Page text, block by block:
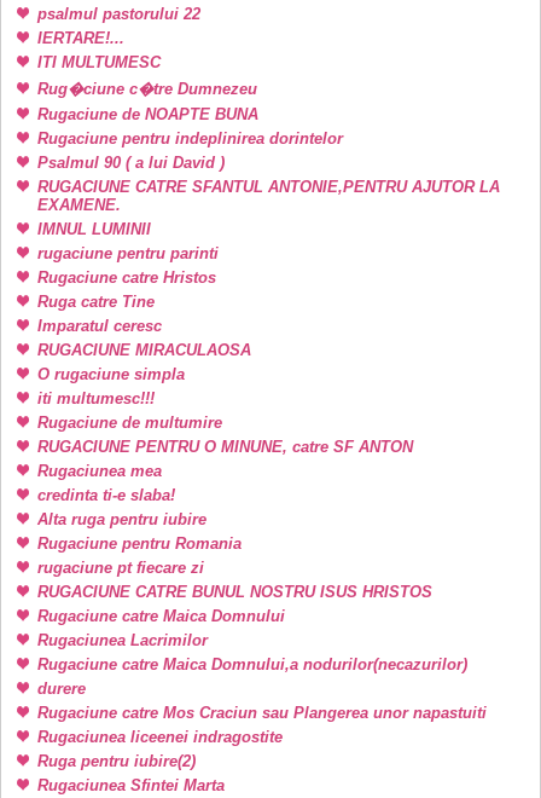
psalmul pastorului 22
IERTARE!...
ITI MULTUMESC
Rug�ciune c�tre Dumnezeu
Rugaciune de NOAPTE BUNA
Rugaciune pentru indeplinirea dorintelor
Psalmul 90 ( a lui David )
RUGACIUNE CATRE SFANTUL ANTONIE,PENTRU AJUTOR LA
EXAMENE.
IMNUL LUMINII
rugaciune pentru parinti
Rugaciune catre Hristos
Ruga catre Tine
Imparatul ceresc
RUGACIUNE MIRACULAOSA
O rugaciune simpla
iti multumesc!!!
Rugaciune de multumire
RUGACIUNE PENTRU O MINUNE, catre SF ANTON
Rugaciunea mea
credinta ti-e slaba!
Alta ruga pentru iubire
Rugaciune pentru Romania
rugaciune pt fiecare zi
RUGACIUNE CATRE BUNUL NOSTRU ISUS HRISTOS
Rugaciune catre Maica Domnului
Rugaciunea Lacrimilor
Rugaciune catre Maica Domnului,a nodurilor(necazurilor)
durere
Rugaciune catre Mos Craciun sau Plangerea unor napastuiti
Rugaciunea liceenei indragostite
Ruga pentru iubire(2)
Rugaciunea Sfintei Marta